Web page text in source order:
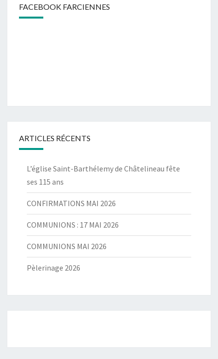
FACEBOOK FARCIENNES
ARTICLES RÉCENTS
L’église Saint-Barthélemy de Châtelineau fête
ses 115 ans
CONFIRMATIONS MAI 2026
COMMUNIONS : 17 MAI 2026
COMMUNIONS MAI 2026
Pèlerinage 2026